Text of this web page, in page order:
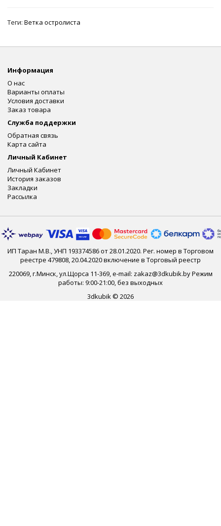
Теги: Ветка остролиста
Информация
О нас
Варианты оплаты
Условия доставки
Заказ товара
Служба поддержки
Обратная связь
Карта сайта
Личный Кабинет
Личный Кабинет
История заказов
Закладки
Рассылка
ИП Таран М.В., УНП 193374586 от 28.01.2020. Рег. номер в Торговом
реестре 479808, 20.04.2020 включение в Торговый реестр
220069, г.Минск, ул.Щорса 11-369, e-mail: zakaz@3dkubik.by Режим
работы: 9:00-21:00, без выходных
3dkubik © 2026